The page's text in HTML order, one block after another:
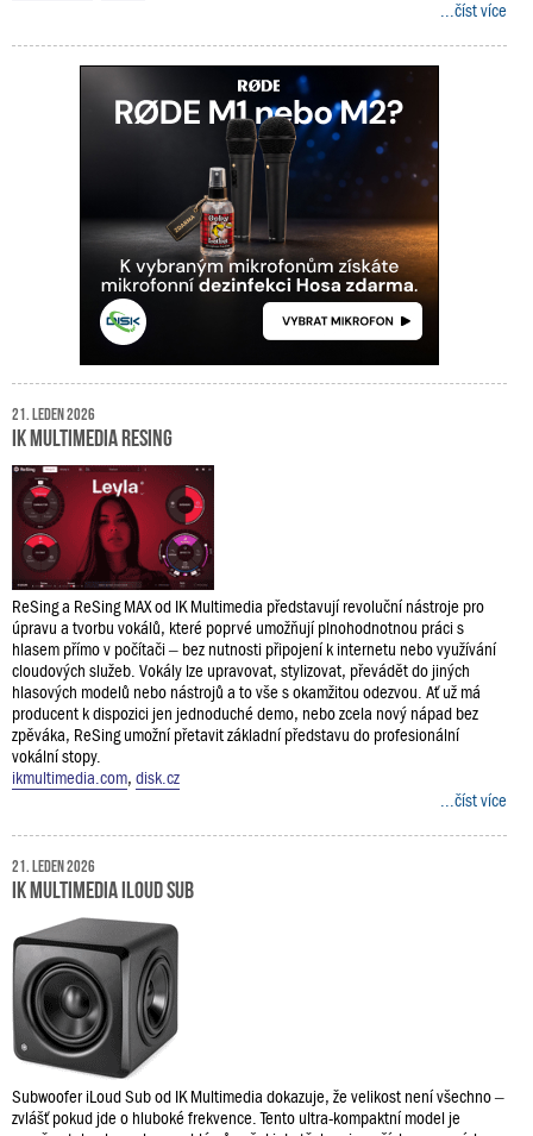
...číst více
21. leden 2026
IK Multimedia ReSing
ReSing a ReSing MAX od IK Multimedia představují revoluční nástroje pro
úpravu a tvorbu vokálů, které poprvé umožňují plnohodnotnou práci s
hlasem přímo v počítači – bez nutnosti připojení k internetu nebo využívání
cloudových služeb. Vokály lze upravovat, stylizovat, převádět do jiných
hlasových modelů nebo nástrojů a to vše s okamžitou odezvou. Ať už má
producent k dispozici jen jednoduché demo, nebo zcela nový nápad bez
zpěváka, ReSing umožní přetavit základní představu do profesionální
vokální stopy.
ikmultimedia.com, disk.cz
...číst více
21. leden 2026
IK Multimedia iLoud Sub
Subwoofer iLoud Sub od IK Multimedia dokazuje, že velikost není všechno –
zvlášť pokud jde o hluboké frekvence. Tento ultra-kompaktní model je